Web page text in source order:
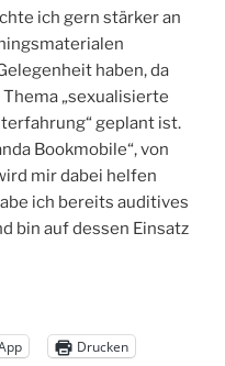
ich gern stärker an
haben, da
„sexualisierte
geplant ist.
Bookmobile“, von
mir dabei helfen
ich bereits auditives
bin auf dessen Einsatz
Drucken